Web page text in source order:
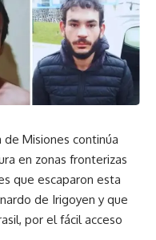
de Misiones continúa
en zonas fronterizas
que escaparon esta
de Irigoyen y que
por el fácil acceso